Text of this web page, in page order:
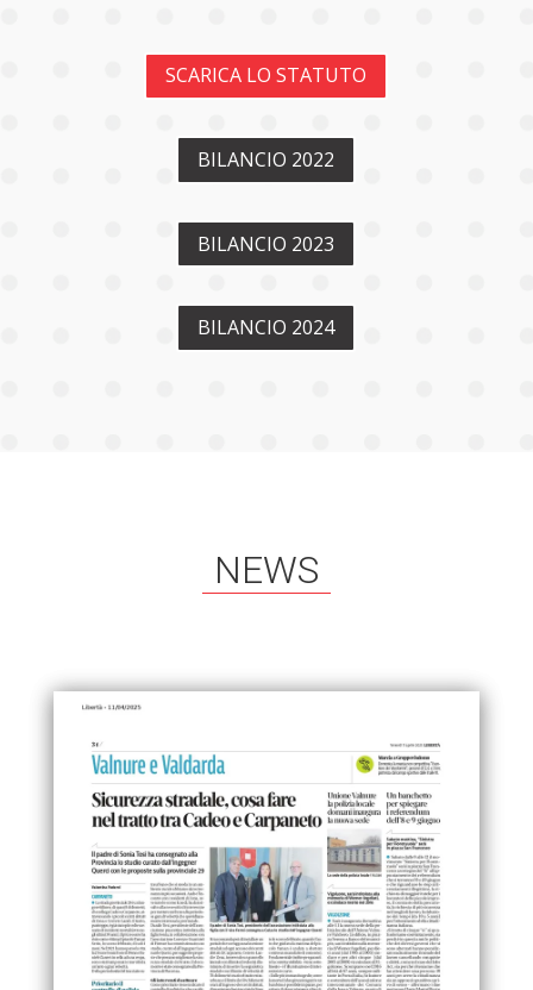
SCARICA LO STATUTO
BILANCIO 2022
BILANCIO 2023
BILANCIO 2024
NEWS